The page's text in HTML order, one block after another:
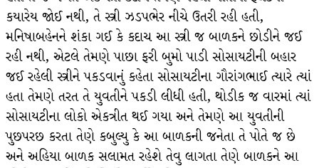
કયારેય જોઈ નથી, તે સ્ત્રી ઝડપભેર નીચે ઉતરી રહી હતી,
મનિષાબહેનને શંકા ગઈ કે કદાચ આ સ્ત્રી જ બાળકને છોડીને જઈ
રહી નથી, એટલે તેમણે પાછા ફરી બુમો પાડી સોસાયટીની બહાર
જઈ રહેલી સ્ત્રીને પકડવાનું કહેતા સોસાયટીના ગૌરાંગભાઈ ત્યારે ત્યાં
હતા તેમણે તરત તે યુવતીને પકડી લીધી હતી, થોડીક જ વારમાં ત્યાં
સોસાયટીના લોકો એકત્રીત થઈ ગયા અને તેમણે આ યુવતીની
પુછપરછ કરતા તેણે કબુલ્યુ કે આ બાળકની જનેતા તે પોતે જ છે
અને અહિયા બાળક સલામત રહેશે તેવુ લાગતા તેણે બાળકને આ